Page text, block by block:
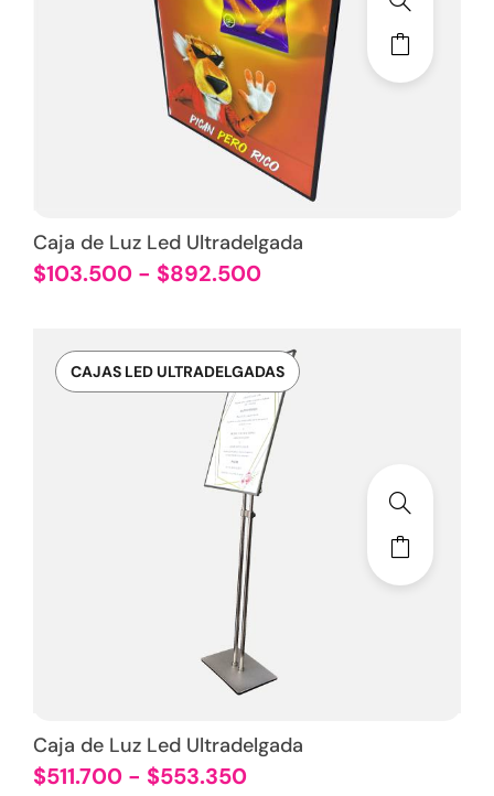
Caja de Luz Led Ultradelgada
$103.500 - $892.500
CAJAS LED ULTRADELGADAS
Caja de Luz Led Ultradelgada
$511.700 - $553.350